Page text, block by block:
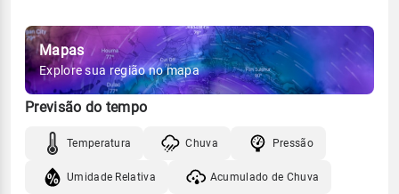
Mapas
Explore sua região no mapa
Previsão do tempo
Temperatura Chuva Pressão
Umidade Relativa Acumulado de Chuva